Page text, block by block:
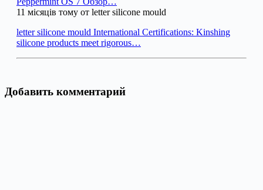
11 місяців тому от letter silicone mould
letter silicone mould International Certifications: Kinshing
silicone products meet rigorous…
Добавить комментарий